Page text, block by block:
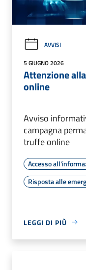
AVVISI
5 GIUGNO 2026
Attenzione
online
Avviso
campagna
truffe online
Accesso
Risposta alle
LEGGI DI PIÙ